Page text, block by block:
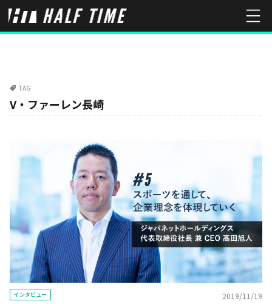
TAG
V・ファーレン長崎
インタビュー 2019/11/19